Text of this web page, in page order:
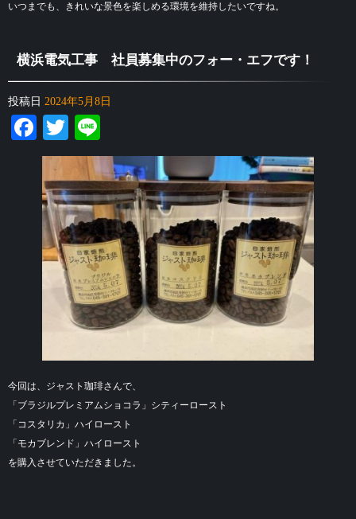
いつまでも、きれいな景色を楽しめる環境を維持したいですね。
横浜電気工事 社員募集中のフォー・エフです！
投稿日 2024年5月8日
Facebook
Twitter
今回は、ジャスト珈琲さんで、
「ブラジルプレミアムショコラ」シティーロースト
「コスタリカ」ハイロースト
「モカブレンド」ハイロースト
を購入させていただきました。